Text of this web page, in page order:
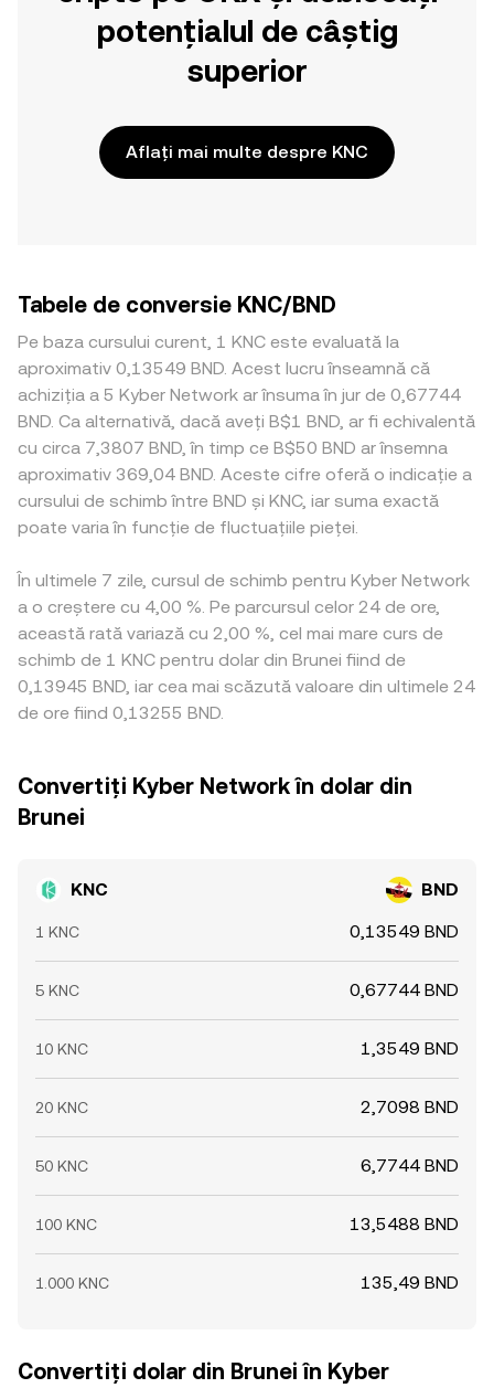
potențialul de câștig
superior
Aflați mai multe despre KNC
Tabele de conversie KNC/BND
Pe baza cursului curent, 1 KNC este evaluată la
aproximativ 0,13549 BND. Acest lucru înseamnă că
achiziția a 5 Kyber Network ar însuma în jur de 0,67744
BND. Ca alternativă, dacă aveți B$1 BND, ar fi echivalentă
cu circa 7,3807 BND, în timp ce B$50 BND ar însemna
aproximativ 369,04 BND. Aceste cifre oferă o indicație a
cursului de schimb între BND și KNC, iar suma exactă
poate varia în funcție de fluctuațiile pieței.
În ultimele 7 zile, cursul de schimb pentru Kyber Network
a o creștere cu 4,00 %. Pe parcursul celor 24 de ore,
această rată variază cu 2,00 %, cel mai mare curs de
schimb de 1 KNC pentru dolar din Brunei fiind de
0,13945 BND, iar cea mai scăzută valoare din ultimele 24
de ore fiind 0,13255 BND.
Convertiți Kyber Network în dolar din
Brunei
KNC BND
1 KNC 0,13549 BND
5 KNC 0,67744 BND
10 KNC 1,3549 BND
20 KNC 2,7098 BND
50 KNC 6,7744 BND
100 KNC 13,5488 BND
1.000 KNC 135,49 BND
Convertiți dolar din Brunei în Kyber